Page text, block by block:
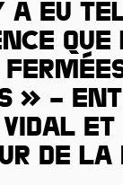
a eu
» –
Vidal et
de la